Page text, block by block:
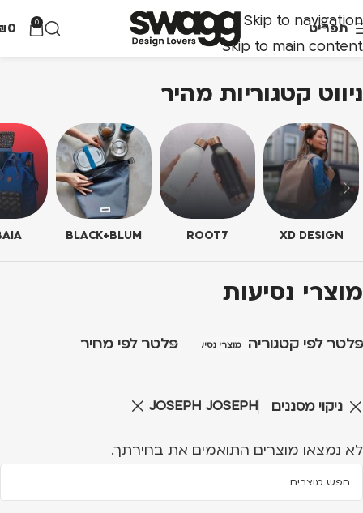
Skip to navigation
Skip to main content
תפריט 0
0
ניווט קטגוריות מהיר
XD DESIGN
ROOT7
BLACK+BLUM
מוצרי נסיעות
פלטר לפי קטגוריה מוצרי נסיעות פלטר לפי מחיר
ניקוי מסננים JOSEPH JOSEPH
לא נמצאו מוצרים התואמים את בחירתך.